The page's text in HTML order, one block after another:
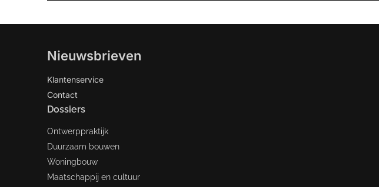
Nieuwsbrieven
Klantenservice
Contact
Dossiers
Ontwerppraktijk
Duurzaam bouwen
Woningbouw
Maatschappij en cultuur